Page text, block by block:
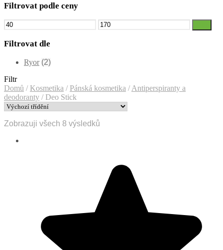
Filtrovat podle ceny
Minimální
cena
Maximální
cena
Filtrovat dle
Ryor (2)
Filtr
Domů / Kosmetika / Pánská kosmetika / Antiperspiranty a
deodoranty /Deo Stick
Zobrazuji všech 8 výsledků